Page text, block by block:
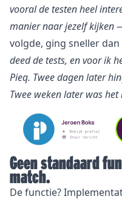
vooral de testen heel
manier naar jezelf kijken
volgde, ging sneller
deed de tests, en voor ik
Pieq. Twee dagen later
Twee weken later was het
Geen standaard
match.
De functie?